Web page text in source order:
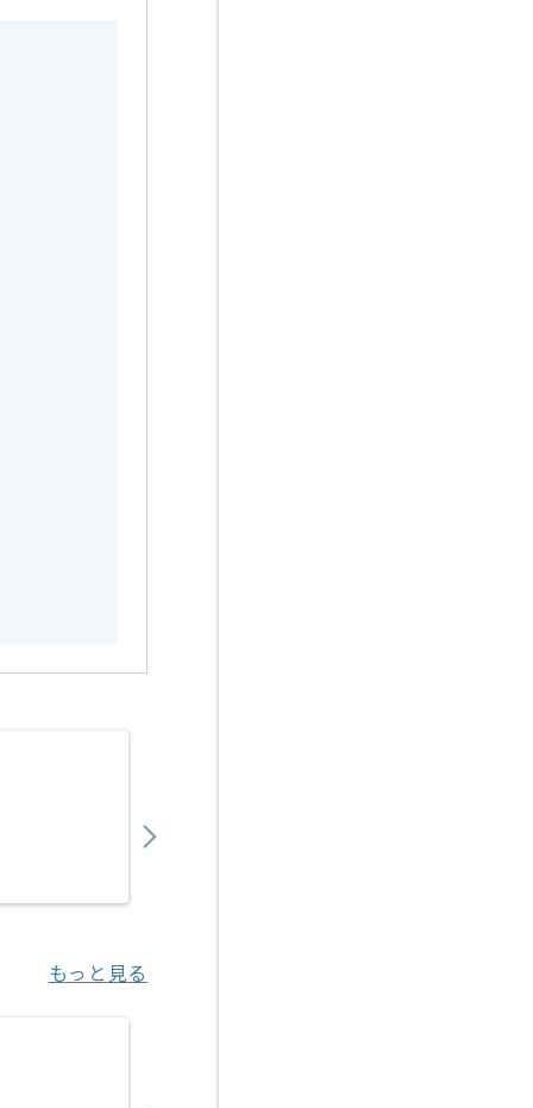
もっと見る